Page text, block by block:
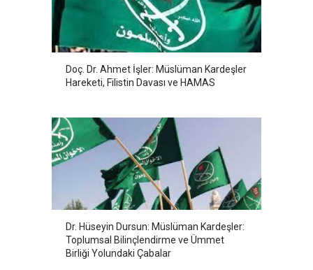
Doç. Dr. Ahmet İşler: Müslüman Kardeşler
Hareketi, Filistin Davası ve HAMAS
Dr. Hüseyin Dursun: Müslüman Kardeşler:
Toplumsal Bilinçlendirme ve Ümmet
Birliği Yolundaki Çabalar